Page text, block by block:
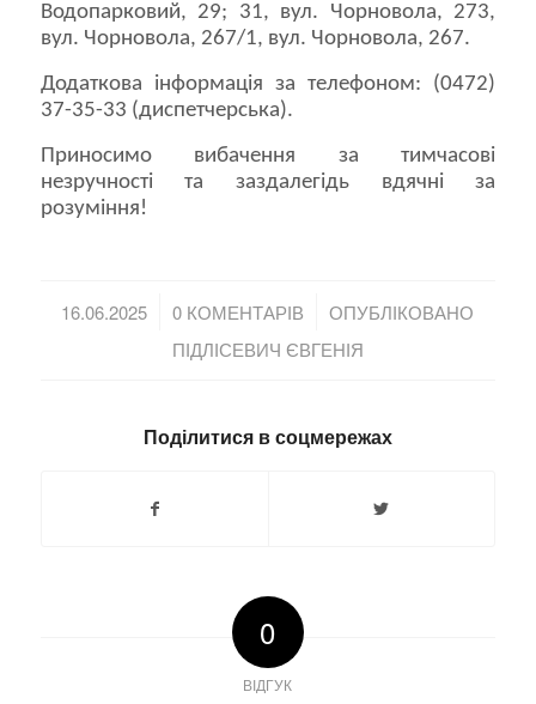
Водопарковий, 29; 31, вул. Чорновола, 273,
вул. Чорновола, 267/1, вул. Чорновола, 267.
Додаткова інформація за телефоном: (0472)
37-35-33 (диспетчерська).
Приносимо вибачення за тимчасові
незручності та заздалегідь вдячні за
розуміння!
16.06.2025
/ 0 КОМЕНТАРІВ
/
ОПУБЛІКОВАНО
ПІДЛІСЕВИЧ ЄВГЕНІЯ
Поділитися в соцмережах
0
ВІДГУК